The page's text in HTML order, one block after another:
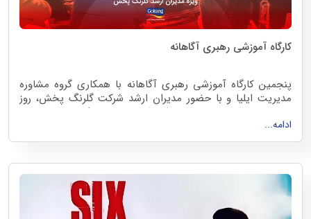
کارگاه آموزشی رهبری آگاهانه
پنجمین کارگاه آموزشی رهبری آگاهانه با همکاری گروه مشاوره
مدیریت ایلیا و با حضور مدیران ارشد شرکت گلرنگ پخش، روز
پنجشنبه ۶ دی ماه در رستوران شایسته، با رویکرد توسعه فردی
مدیران محترم برگزار گردید.
ادامه...